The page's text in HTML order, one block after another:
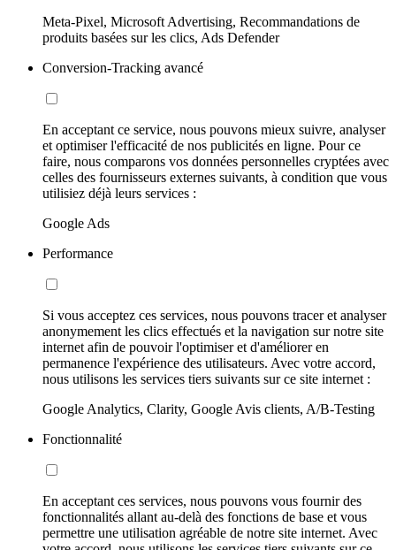
Meta-Pixel, Microsoft Advertising, Recommandations de
produits basées sur les clics, Ads Defender
Conversion-Tracking avancé
En acceptant ce service, nous pouvons mieux suivre, analyser
et optimiser l'efficacité de nos publicités en ligne. Pour ce
faire, nous comparons vos données personnelles cryptées avec
celles des fournisseurs externes suivants, à condition que vous
utilisiez déjà leurs services :
Google Ads
Performance
Si vous acceptez ces services, nous pouvons tracer et analyser
anonymement les clics effectués et la navigation sur notre site
internet afin de pouvoir l'optimiser et d'améliorer en
permanence l'expérience des utilisateurs. Avec votre accord,
nous utilisons les services tiers suivants sur ce site internet :
Google Analytics, Clarity, Google Avis clients, A/B-Testing
Fonctionnalité
En acceptant ces services, nous pouvons vous fournir des
fonctionnalités allant au-delà des fonctions de base et vous
permettre une utilisation agréable de notre site internet. Avec